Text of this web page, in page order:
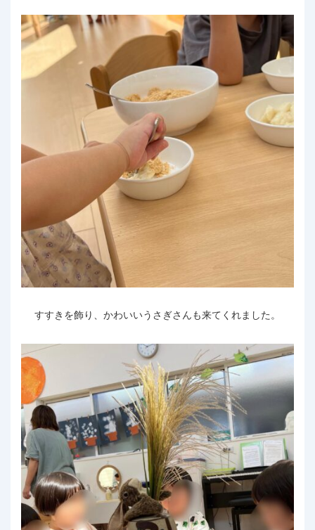
すすきを飾り、かわいいうさぎさんも来てくれました。